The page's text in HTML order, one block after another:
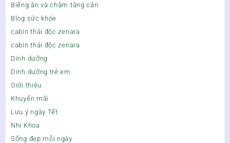
Biếng ăn và chậm tăng cân
Blog sức khỏe
cabin thải độc zenara
cabin thải độc zenara
Dinh dưỡng
Dinh dưỡng trẻ em
Giới thiệu
Khuyến mãi
Lưu ý ngày Tết
Nhi Khoa
Sống đẹp mỗi ngày